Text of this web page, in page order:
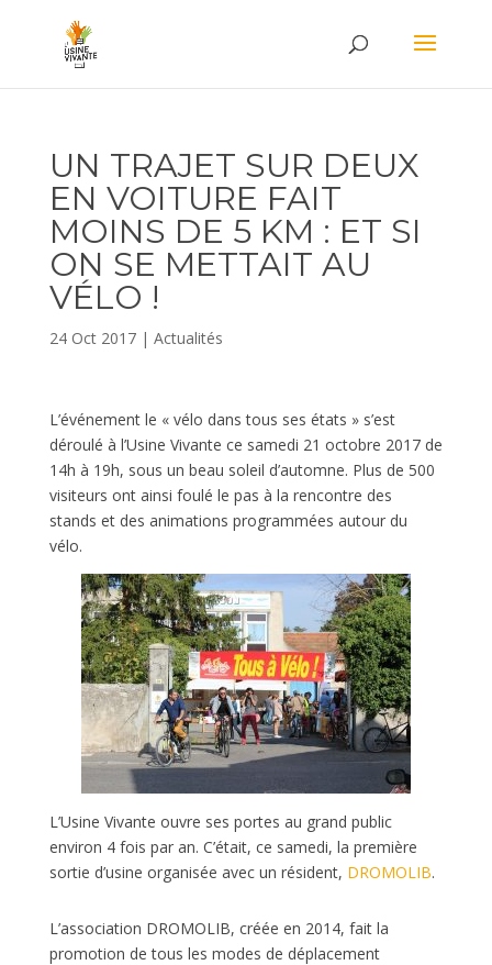
UN TRAJET SUR DEUX
EN VOITURE FAIT
MOINS DE 5 KM : ET SI
ON SE METTAIT AU
VÉLO !
24 Oct 2017| Actualités
L’événement le « vélo dans tous ses états » s’est
déroulé à l’Usine Vivante ce samedi 21 octobre 2017 de
14h à 19h, sous un beau soleil d’automne. Plus de 500
visiteurs ont ainsi foulé le pas à la rencontre des
stands et des animations programmées autour du
vélo.
L’Usine Vivante ouvre ses portes au grand public
environ 4 fois par an. C’était, ce samedi, la première
sortie d’usine organisée avec un résident, DROMOLIB.
L’association DROMOLIB, créée en 2014, fait la
promotion de tous les modes de déplacement